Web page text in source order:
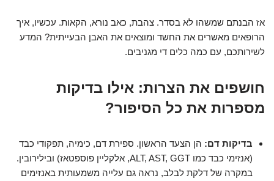
אז הבנתם שמשהו לא בסדר. צהבת, כאב נורא, הקאות. עכשיו, איך
הרופאים מאשרים את החשד ומוצאים את האבן הבעייתית? המדע
לשירותכם, עם כמה כלים די מגניבים.
חושפים את הצרות: אילו בדיקות
מספרות את כל הסיפור?
בדיקות דם: הן הצעד הראשון. ספירת דם, כימיה, תפקודי כבד
(אנזימי כבד כמו ALT, AST, GGT, אלקליין פוספטאז) ובילירובין.
במקרה של דלקת לבלב, נראה גם עלייה משמעותית באנזימים